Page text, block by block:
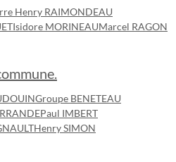
Henry RAIMONDEAU
Isidore MORINEAUMarcel RAGON
Groupe BENETEAU
Paul IMBERT
Henry SIMON